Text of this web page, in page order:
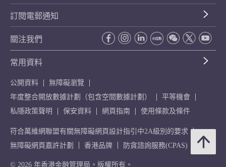
訂閱電郵通知
關注我們
常用資料
公開資料
無障礙瀏覽
年度整合開放數據計劃（包含空間數據計劃）
平等機會
私隱政策聲明
保安資料 網頁指南 使用條款及條件
符合萬維網聯盟有關無障礙網頁設計指引中2A級別的要求
無障礙網頁嘉許計劃
香港品牌 防貪諮詢服務(CPAS)
© 2026 年香港金融管理局。版權所有。